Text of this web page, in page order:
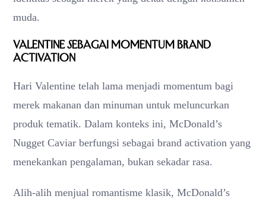
muda.
Valentine sebagai Momentum Brand
Activation
Hari Valentine telah lama menjadi momentum bagi
merek makanan dan minuman untuk meluncurkan
produk tematik. Dalam konteks ini, McDonald’s
Nugget Caviar berfungsi sebagai brand activation yang
menekankan pengalaman, bukan sekadar rasa.
Alih-alih menjual romantisme klasik, McDonald’s